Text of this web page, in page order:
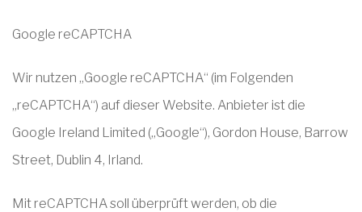
Google reCAPTCHA
Wir nutzen „Google reCAPTCHA“ (im Folgenden
„reCAPTCHA“) auf dieser Website. Anbieter ist die
Google Ireland Limited („Google“), Gordon House, Barrow
Street, Dublin 4, Irland.
Mit reCAPTCHA soll überprüft werden, ob die